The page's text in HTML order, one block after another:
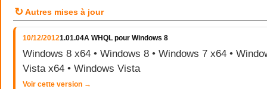
↻ Autres mises à jour
10/12/20121.01.04A WHQL pour Windows 8
Windows 8 x64 • Windows 8 • Windows 7 x64 •
Vista x64 • Windows Vista
Voir cette version →